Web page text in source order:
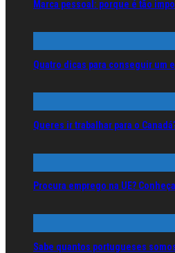
Marca pessoal: porque é tão
Quatro dicas para conseguir um
Queres ir trabalhar para o
Procura emprego na UE?
Sabe quantos portugueses